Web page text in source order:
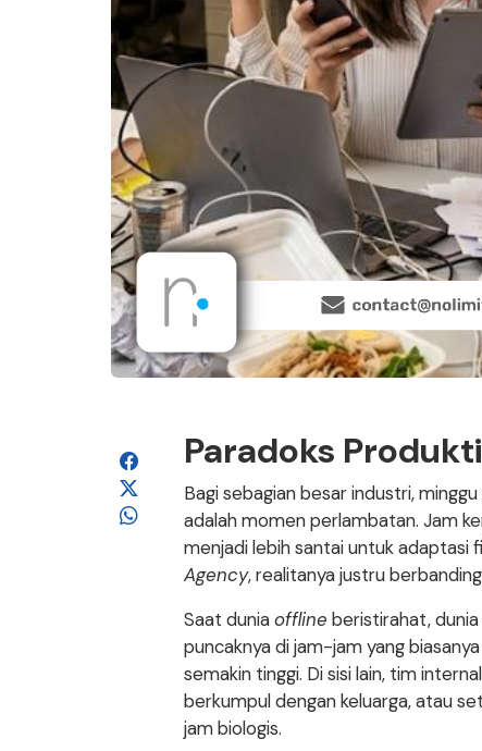
Paradoks
Bagi sebagian besar industri,
adalah momen perlambatan. Jam
menjadi lebih santai untuk adaptasi
Agency, realitanya justru
Saat duniaoffline beristirahat,
puncaknya di jam-jam yang
semakin tinggi. Di sisi lain, tim
berkumpul dengan keluarga, atau
jam biologis.